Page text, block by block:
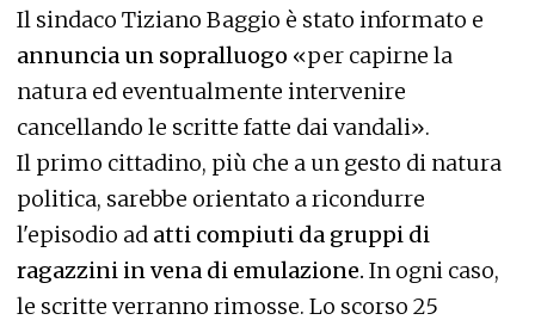
Il sindaco Tiziano Baggio è stato informato e
annuncia un sopralluogo «per capirne la
natura ed eventualmente intervenire
cancellando le scritte fatte dai vandali».
Il primo cittadino, più che a un gesto di natura
politica, sarebbe orientato a ricondurre
l'episodio ad atti compiuti da gruppi di
ragazzini in vena di emulazione. In ogni caso,
le scritte verranno rimosse. Lo scorso 25